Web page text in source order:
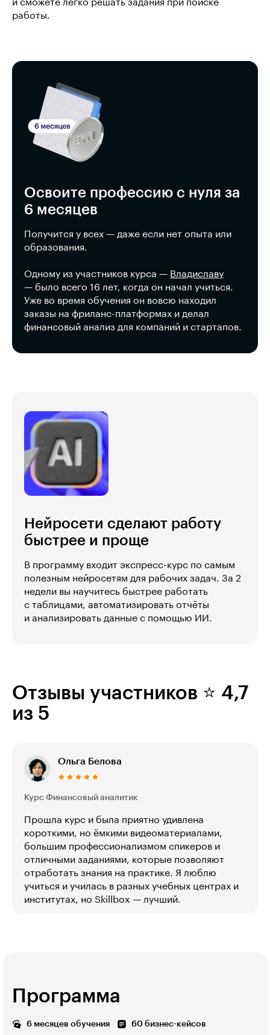
и сможете легко решать задания при поиске
работы.
Освоите профессию с нуля за
6 месяцев
Получится у всех — даже если нет опыта или
образования.
Одному из участников курса — Владиславу
— было всего 16 лет, когда он начал учиться.
Уже во время обучения он вовсю находил
заказы на фриланс-платформах и делал
финансовый анализ для компаний и стартапов.
Нейросети сделают работу
быстрее и проще
В программу входит экспресс-курс по самым
полезным нейросетям для рабочих задач. За 2
недели вы научитесь быстрее работать
с таблицами, автоматизировать отчёты
и анализировать данные с помощью ИИ.
Отзывы участников ⭐ 4,7
из 5
Ольга Белова
Курс Финансовый аналитик
Прошла курс и была приятно удивлена
короткими, но ёмкими видеоматериалами,
большим профессионализмом спикеров и
отличными заданиями, которые позволяют
отработать знания на практике. Я люблю
учиться и училась в разных учебных центрах и
институтах, но Skillbox — лучший.
Программа
6 месяцев обучения 60 бизнес-кейсов